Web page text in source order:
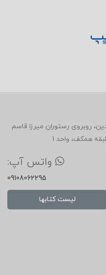
ابتدای خیابان 12 فروردین، روبروی رستوران میرزا قاسم
همکف، واحد 1
واتس آپ:
09108062295
لیست کتابها